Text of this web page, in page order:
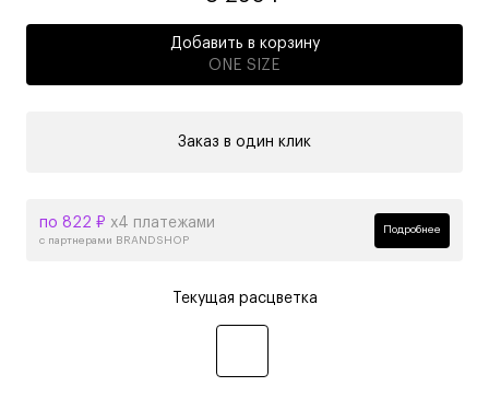
Добавить в корзину
ONE SIZE
Заказ в один клик
по 822 ₽ х4 платежами
с партнерами BRANDSHOP
Подробнее
Текущая расцветка